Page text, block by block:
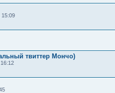
15:09
твиттер Мончо)